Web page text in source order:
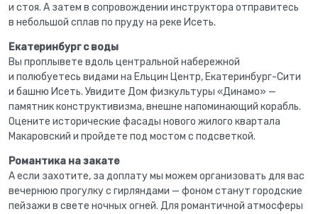
и стоя. А затем в сопровождении инструктора отправитесь
в небольшой сплав по пруду на реке Исеть.
Екатеринбург с воды
Вы проплывете вдоль центральной набережной
и полюбуетесь видами на Ельцин Центр, Екатеринбург-Сити
и башню Исеть. Увидите Дом физкультуры «Динамо» —
памятник конструктивизма, внешне напоминающий корабль.
Оцените исторические фасады нового жилого квартала
Макаровский и пройдете под мостом с подсветкой.
Романтика на закате
А если захотите, за доплату мы можем организовать для вас
вечернюю прогулку с гирляндами — фоном станут городские
пейзажи в свете ночных огней. Для романтичной атмосферы